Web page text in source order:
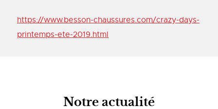
https://www.besson-chaussures.com/crazy-days-
printemps-ete-2019.html
Notre actualité